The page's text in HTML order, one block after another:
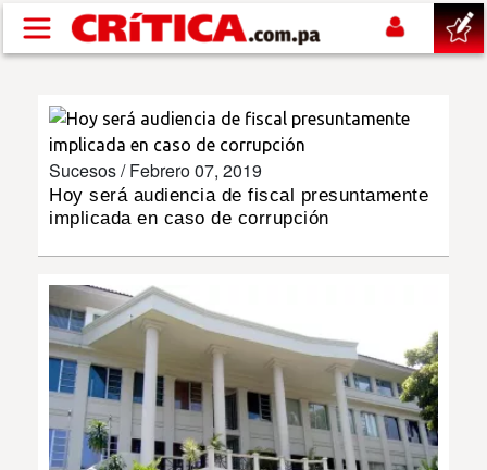
Pasar al contenido principal
SUCESOS
NACIONAL
SHOW
DEPORTES
MUNDO
Sucesos /Febrero 07, 2019
Hoy será audiencia de fiscal presuntamente
implicada en caso de corrupción